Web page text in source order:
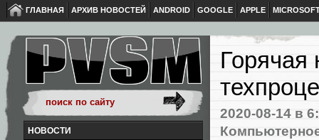
ГЛАВНАЯ АРХИВ НОВОСТЕЙ ANDROID GOOGLE APPLE
НОВОСТИ
Горячая
2020-08-14 в